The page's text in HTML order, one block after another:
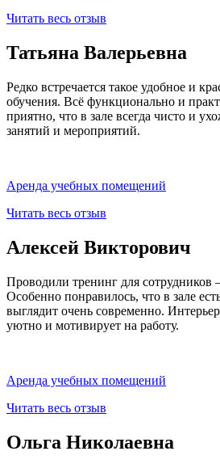
Читать весь отзыв
Татьяна Валерьевна
Редко встречается такое удобное и
обучения. Всё функционально и
приятно, что в зале всегда чисто и
занятий и мероприятий.
Аренда учебных помещений
Читать весь отзыв
Алексей Викторович
Проводили тренинг для
Особенно понравилось, что в зале
выглядит очень современно.
уютно и мотивирует на работу.
Аренда учебных помещений
Читать весь отзыв
Ольга Николаевна